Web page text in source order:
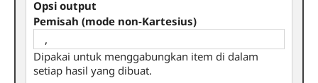
Opsi output
Pemisah (mode non-Kartesius)
Dipakai untuk menggabungkan item di dalam
setiap hasil yang dibuat.